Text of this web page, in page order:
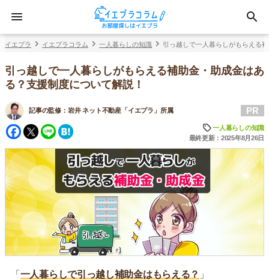
イエプラ イエプラコラム 一人暮らしの知識 引っ越しで一人暮らしがもらえる
引っ越しで一人暮らしがもらえる補助金・助成金はあ
る？支援制度について解説！
記事の監修： 岩井 ネット不動産「イエプラ」所属
Facebook
Twitter
Line
PR
一人暮らしの知識
最終更新：2025年8月26日
「 一人暮らしで引っ越し補助金はもらえる？ 」